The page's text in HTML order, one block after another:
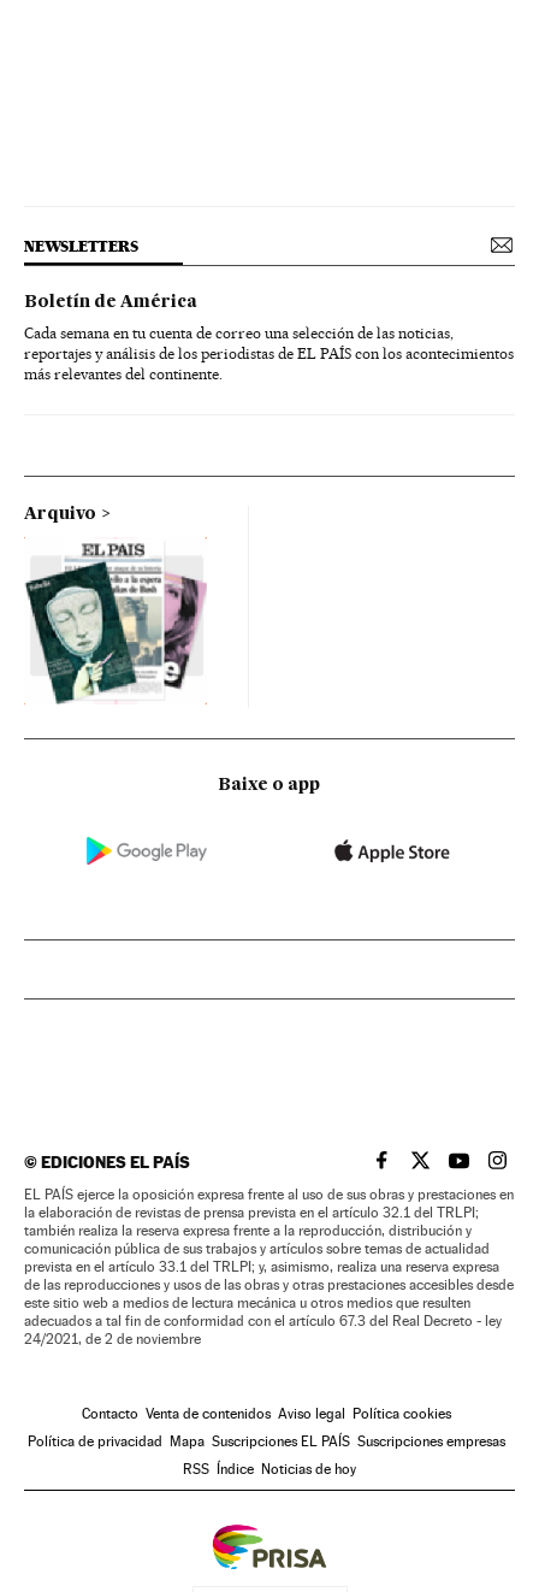
NEWSLETTERS
Boletín de América
Cada semana en tu cuenta de correo una selección de las noticias,
reportajes y análisis de los periodistas de EL PAÍS con los acontecimientos
más relevantes del continente.
Arquivo
Baixe o app
©EDICIONES EL PAÍS EL PAÍS BRASIL EN
EL PAÍSEL PAÍS
EL
EL PAÍS ejerce la oposición expresa frente al uso de sus obras y prestaciones en
la elaboración de revistas de prensa prevista en el artículo 32.1 del TRLPI;
también realiza la reserva expresa frente a la reproducción, distribución y
comunicación pública de sus trabajos y artículos sobre temas de actualidad
prevista en el artículo 33.1 del TRLPI; y, asimismo, realiza una reserva expresa
de las reproducciones y usos de las obras y otras prestaciones accesibles desde
este sitio web a medios de lectura mecánica u otros medios que resulten
adecuados a tal fin de conformidad con el artículo 67.3 del Real Decreto - ley
24/2021, de 2 de noviembre
Contacto Venta de contenidos Aviso legal
Política cookies
Política de privacidad
Mapa Suscripciones EL PAÍS Suscripciones empresas
RSS
Índice Noticias de hoy